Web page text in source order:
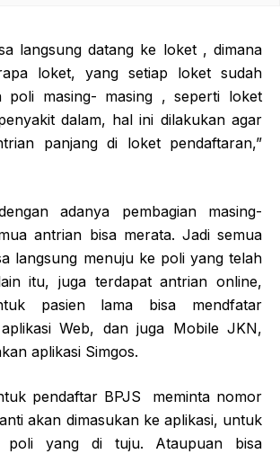
langsung datang ke loket , dimana
loket, yang setiap loket sudah
poli masing- masing , seperti loket
dalam, hal ini dilakukan agar
panjang di loket pendaftaran,”
adanya pembagian masing-
antrian bisa merata. Jadi semua
langsung menuju ke poli yang telah
itu, juga terdapat antrian online,
pasien lama bisa mendfatar
Web, dan juga Mobile JKN,
aplikasi Simgos.
pendaftar BPJS meminta nomor
akan dimasukan ke aplikasi, untuk
poli yang di tuju. Ataupuan bisa